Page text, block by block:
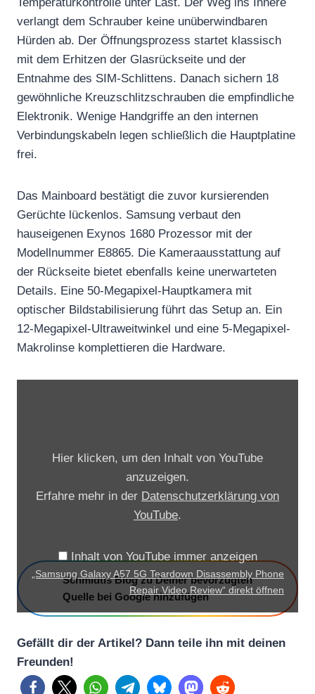
verlangt dem Schrauber keine unüberwindbaren
Hürden ab. Der Öffnungsprozess startet klassisch
mit dem Erhitzen der Glasrückseite und der
Entnahme des SIM-Schlittens. Danach sichern 18
gewöhnliche Kreuzschlitzschrauben die empfindliche
Elektronik. Wenige Handgriffe an den internen
Verbindungskabeln legen schließlich die Hauptplatine
frei.
Das Mainboard bestätigt die zuvor kursierenden
Gerüchte lückenlos. Samsung verbaut den
hauseigenen Exynos 1680 Prozessor mit der
Modellnummer E8865. Die Kameraausstattung auf
der Rückseite bietet ebenfalls keine unerwarteten
Details. Eine 50-Megapixel-Hauptkamera mit
optischer Bildstabilisierung führt das Setup an. Ein
12-Megapixel-Ultraweitwinkel und eine 5-Megapixel-
Makrolinse komplettieren die Hardware.
a
l
a
y
5
Hier klicken, um den Inhalt von YouTube
anzuzeigen.
Erfahre mehr in der Datenschutzerklärung von
YouTube.
Inhalt von YouTube immer anzeigen
„Samsung Galaxy A57 5G Teardown Disassembly Phone
Repair Video Review“ direkt öffnen
Schmidtis Blog zu Deiner bevorzugten
Quelle bei Google hinzufügen
Gefällt dir der Artikel? Dann teile ihn mit deinen
Freunden!